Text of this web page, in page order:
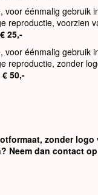
voor éénmalig gebruik
reproductie, voorzien
25,-
voor éénmalig gebruik
reproductie, zonder
50,-
zonder logo
Neem dan contact